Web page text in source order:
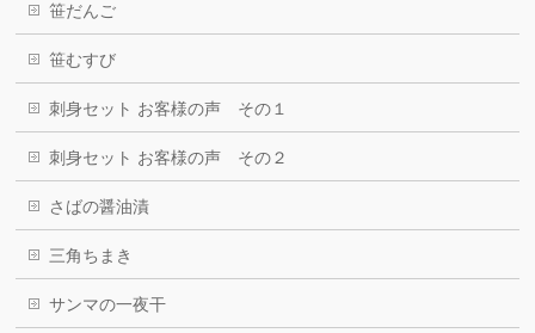
笹だんご
笹むすび
刺身セット お客様の声 その１
刺身セット お客様の声 その２
さばの醤油漬
三角ちまき
サンマの一夜干